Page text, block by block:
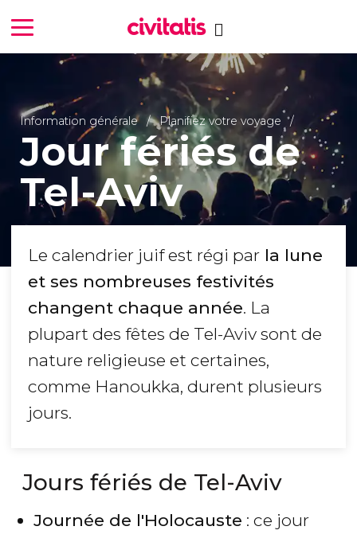
Information générale Planifiez votre voyage
Jour fériés de
Tel-Aviv
Le calendrier juif est régi par la lune
et ses nombreuses festivités
changent chaque année. La
plupart des fêtes de Tel-Aviv sont de
nature religieuse et certaines,
comme Hanoukka, durent plusieurs
jours.
Jours fériés de Tel-Aviv
Journée de l'Holocauste : ce jour